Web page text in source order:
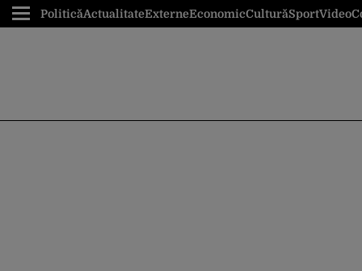
PoliticăActualitateExterneEconomicCulturăSportVideo